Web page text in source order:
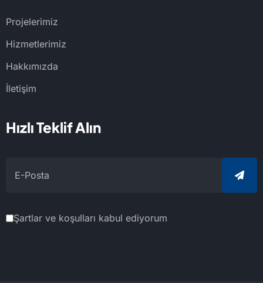
Projelerimiz
Hizmetlerimiz
Hakkımızda
İletişim
Hızlı Teklif Alın
Şartlar ve koşulları kabul ediyorum